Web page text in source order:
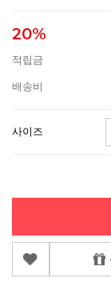
20%
적립금
배송비
사이즈